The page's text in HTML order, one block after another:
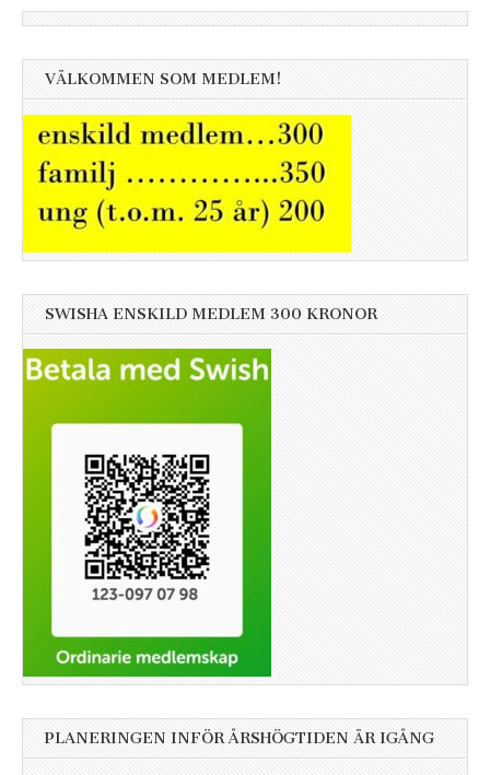
VÄLKOMMEN SOM MEDLEM!
SWISHA ENSKILD MEDLEM 300 KRONOR
PLANERINGEN INFÖR ÅRSHÖGTIDEN ÄR IGÅNG